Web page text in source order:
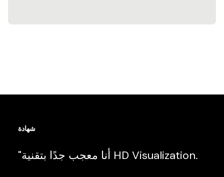
شهادة
"أنا معجب جدًا بتقنية HD Visualization.